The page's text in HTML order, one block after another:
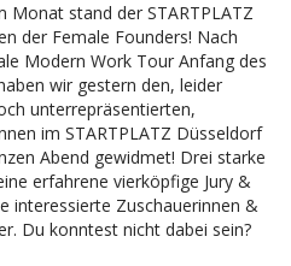
Monat stand der STARTPLATZ
der Female Founders! Nach
Modern Work Tour Anfang des
wir gestern den, leider
unterrepräsentierten,
im STARTPLATZ Düsseldorf
Abend gewidmet! Drei starke
erfahrene vierköpfige Jury &
interessierte Zuschauerinnen &
Du konntest nicht dabei sein?